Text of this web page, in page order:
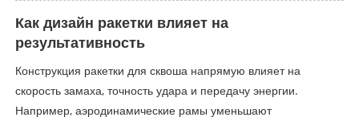
Как дизайн ракетки влияет на
результативность
Конструкция ракетки для сквоша напрямую влияет на
скорость замаха, точность удара и передачу энергии.
Например, аэродинамические рамы уменьшают